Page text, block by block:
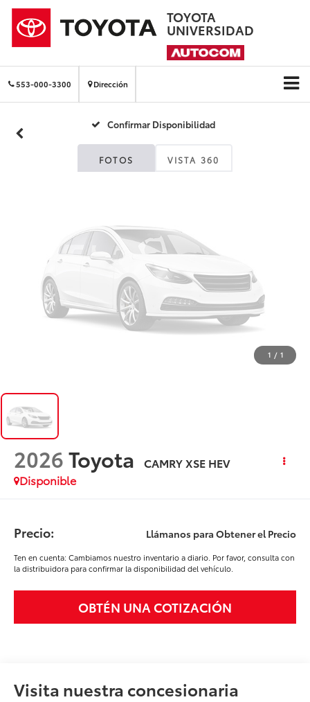
TOYOTA
UNIVERSIDAD
553-000-3300 Dirección
Confirmar Disponibilidad
FOTOS VISTA 360
Fotos No
Disponibles
Por favor, revise luego
1 / 1
2026Toyota
CAMRY XSE HEV
Disponible
Precio: Llámanos para Obtener el Precio
Ten en cuenta: Cambiamos nuestro inventario a diario. Por favor, consulta con
la distribuidora para confirmar la disponibilidad del vehículo.
OBTÉN UNA COTIZACIÓN
Visita nuestra concesionaria